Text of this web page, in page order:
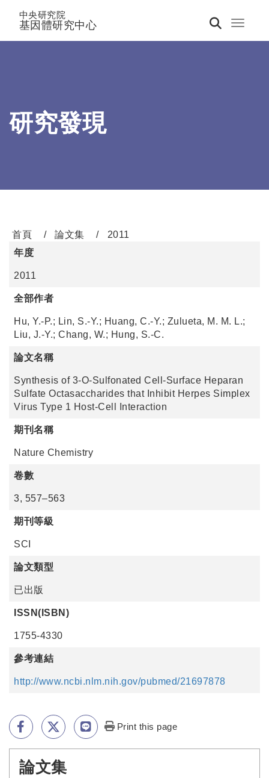
Toggle
中央研究院
基因體研究中心
研究發現
首頁 論文集
2011
年度
2011
全部作者
Hu, Y.-P.; Lin, S.-Y.; Huang, C.-Y.; Zulueta, M. M. L.;
Liu, J.-Y.; Chang, W.; Hung, S.-C.
論文名稱
Synthesis of 3-O-Sulfonated Cell-Surface Heparan
Sulfate Octasaccharides that Inhibit Herpes Simplex
Virus Type 1 Host-Cell Interaction
期刊名稱
Nature Chemistry
卷數
3, 557–563
期刊等級
SCI
論文類型
已出版
ISSN(ISBN)
1755-4330
參考連結
http://www.ncbi.nlm.nih.gov/pubmed/21697878
Print this page
論文集